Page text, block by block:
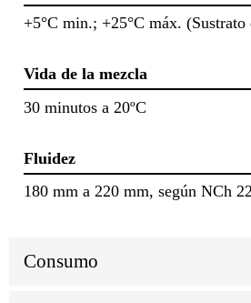
+5°C min.; +25°C máx.
Vida de la mezcla
30 minutos a 20ºC
Fluidez
180 mm a 220 mm, según NCh
Consumo